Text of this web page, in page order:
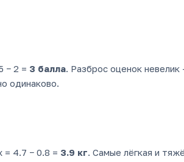
− 2 = 3 балла. Разброс оценок невелик
одинаково.
= 4.7 − 0.8 = 3.9 кг. Самые лёгкая и